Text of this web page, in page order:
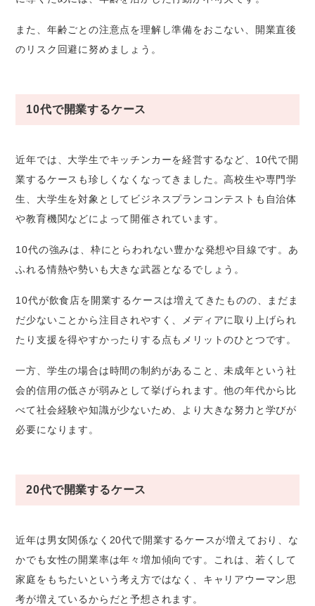
また、年齢ごとの注意点を理解し準備をおこない、開業直後
のリスク回避に努めましょう。
10代で開業するケース
近年では、大学生でキッチンカーを経営するなど、10代で開
業するケースも珍しくなくなってきました。高校生や専門学
生、大学生を対象としてビジネスプランコンテストも自治体
や教育機関などによって開催されています。
10代の強みは、枠にとらわれない豊かな発想や目線です。あ
ふれる情熱や勢いも大きな武器となるでしょう。
10代が飲食店を開業するケースは増えてきたものの、まだま
だ少ないことから注目されやすく、メディアに取り上げられ
たり支援を得やすかったりする点もメリットのひとつです。
一方、学生の場合は時間の制約があること、未成年という社
会的信用の低さが弱みとして挙げられます。他の年代から比
べて社会経験や知識が少ないため、より大きな努力と学びが
必要になります。
20代で開業するケース
近年は男女関係なく20代で開業するケースが増えており、な
かでも女性の開業率は年々増加傾向です。これは、若くして
家庭をもちたいという考え方ではなく、キャリアウーマン思
考が増えているからだと予想されます。